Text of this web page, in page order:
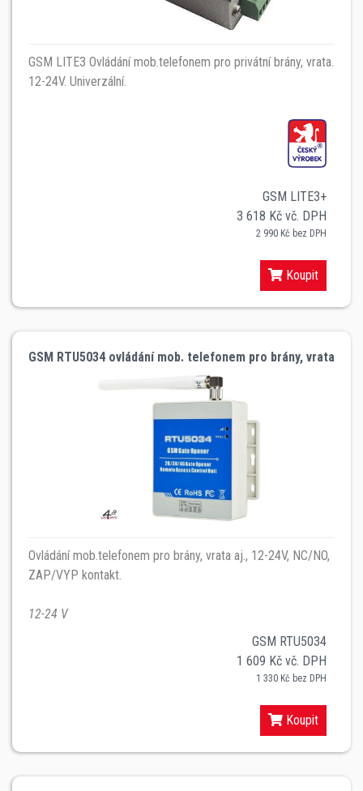
GSM LITE3 Ovládání mob.telefonem pro privátní brány, vrata.
12-24V. Univerzální.
GSM LITE3+
3 618 Kč vč. DPH
2 990 Kč bez DPH
Koupit
GSM RTU5034 ovládání mob. telefonem pro brány, vrata
Ovládání mob.telefonem pro brány, vrata aj., 12-24V, NC/NO,
ZAP/VYP kontakt.
12-24 V
GSM RTU5034
1 609 Kč vč. DPH
1 330 Kč bez DPH
Koupit